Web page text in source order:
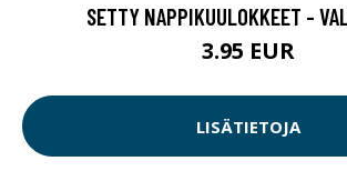
SETTY NAPPIKUULOKKEET -
3.95 EUR
LISÄTIETOJA